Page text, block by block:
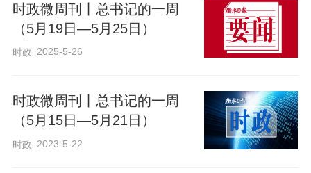
时政微周刊丨总书记的一周
（5月19日—5月25日）
时政 2025-5-26
时政微周刊丨总书记的一周
（5月15日—5月21日）
时政 2023-5-22